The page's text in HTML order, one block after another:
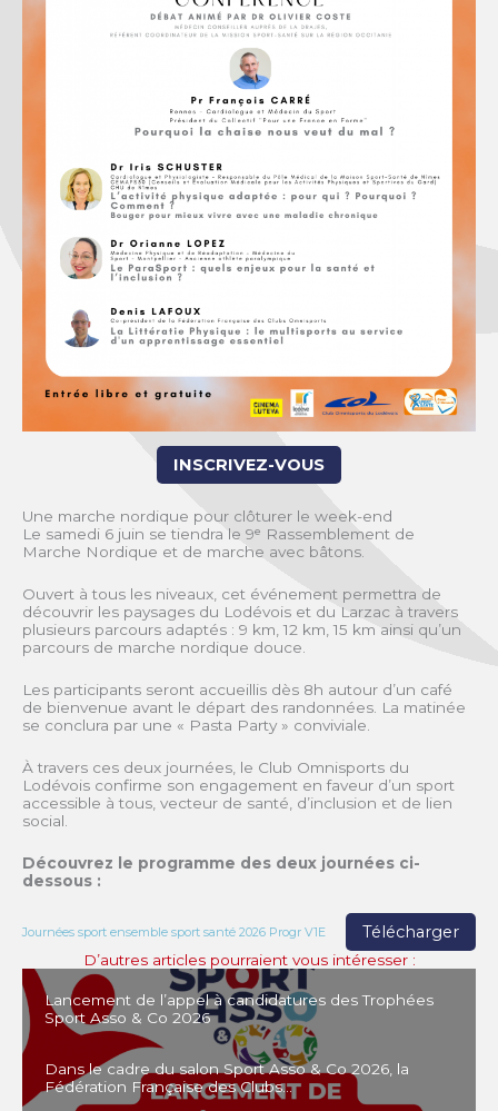
INSCRIVEZ-VOUS
Une marche nordique pour clôturer le week-end
Le samedi 6 juin se tiendra le 9ᵉ Rassemblement de
Marche Nordique et de marche avec bâtons.
Ouvert à tous les niveaux, cet événement permettra de
découvrir les paysages du Lodévois et du Larzac à travers
plusieurs parcours adaptés : 9 km, 12 km, 15 km ainsi qu’un
parcours de marche nordique douce.
Les participants seront accueillis dès 8h autour d’un café
de bienvenue avant le départ des randonnées. La matinée
se conclura par une « Pasta Party » conviviale.
À travers ces deux journées, le Club Omnisports du
Lodévois confirme son engagement en faveur d’un sport
accessible à tous, vecteur de santé, d’inclusion et de lien
social.
Découvrez le programme des deux journées ci-
dessous :
Journées sport ensemble sport santé 2026 Progr V1E Télécharger
D’autres articles pourraient vous intéresser :
Lancement de l’appel à candidatures des Trophées
Sport Asso & Co 2026
Dans le cadre du salon Sport Asso & Co 2026, la
Fédération Française des Clubs…